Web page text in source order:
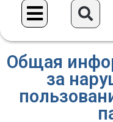
Общая
за